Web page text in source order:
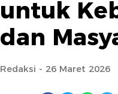
untuk
dan
Redaksi - 26 Maret 2026